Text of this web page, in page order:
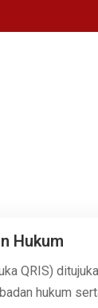
Hukum
QRIS)
hukum